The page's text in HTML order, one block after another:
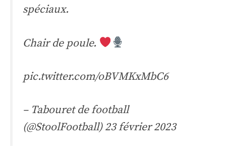
spéciaux.
Chair de poule.
pic.twitter.com/oBVMKxMbC6
– Tabouret de football
(@StoolFootball)23 février 2023